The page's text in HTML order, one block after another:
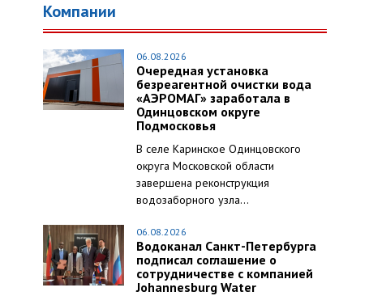
Компании
06.08.2026
Очередная установка
безреагентной очистки вода
«АЭРОМАГ» заработала в
Одинцовском округе
Подмосковья
В селе Каринское Одинцовского
округа Московской области
завершена реконструкция
водозаборного узла...
06.08.2026
Водоканал Санкт-Петербурга
подписал соглашение о
сотрудничестве с компанией
Johannesburg Water